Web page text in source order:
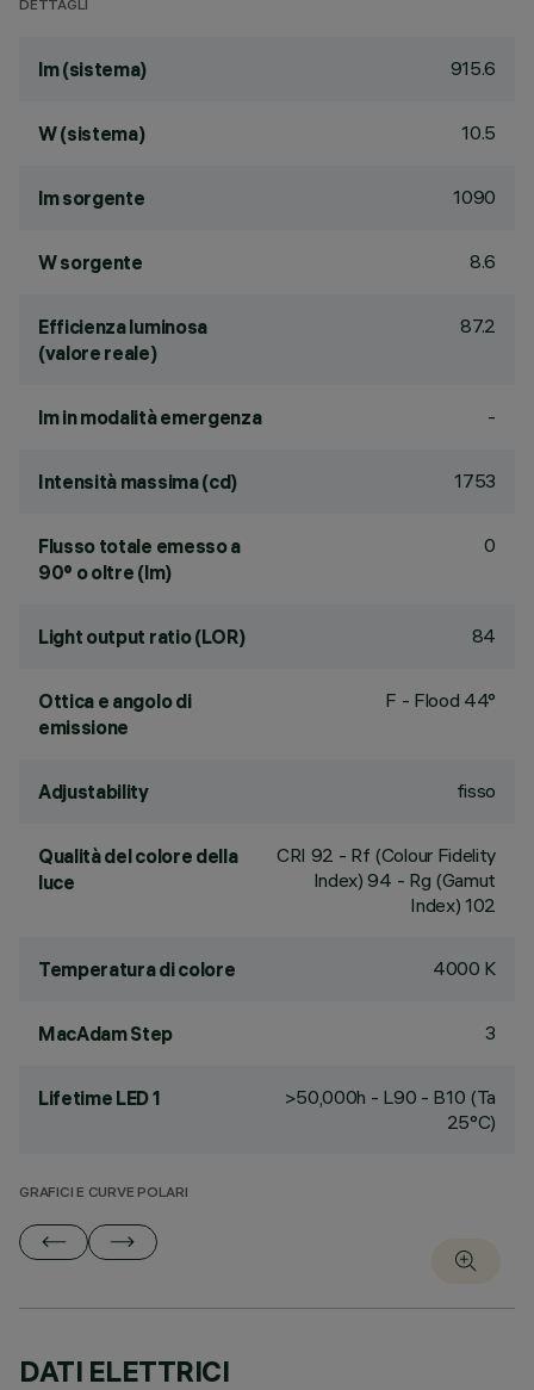
DETTAGLI
lm (sistema) 915.6
W (sistema) 10.5
lm sorgente 1090
W sorgente 8.6
Efficienza luminosa
(valore reale)
87.2
lm in modalità emergenza -
Intensità massima (cd) 1753
Flusso totale emesso a
90° o oltre (lm)
0
Light output ratio (LOR) 84
Ottica e angolo di
emissione
F - Flood 44°
Adjustability fisso
Qualità del colore della
luce
CRI 92 - Rf (Colour Fidelity
Index) 94 - Rg (Gamut
Index) 102
Temperatura di colore 4000 K
MacAdam Step 3
Lifetime LED 1
>50,000h - L90 - B10 (Ta
25°C)
GRAFICI E CURVE POLARI
DATI ELETTRICI